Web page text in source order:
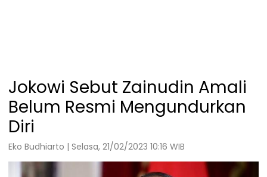
Jokowi Sebut Zainudin Amali
Belum Resmi Mengundurkan
Diri
Eko Budhiarto | Selasa, 21/02/2023 10:16 WIB